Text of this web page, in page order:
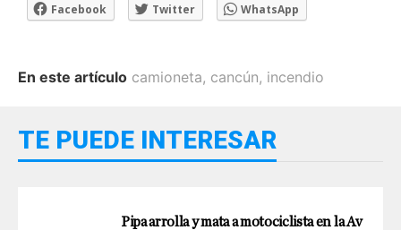
Facebook Twitter WhatsApp
En este artículo camioneta, cancún, incendio
TE PUEDE INTERESAR
Pipa arrolla y mata a motociclista en la Av